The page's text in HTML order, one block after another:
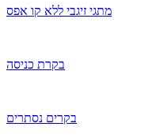
מתגי זיגבי ללא קו אפס
בקרת כניסה
בקרים נסתרים